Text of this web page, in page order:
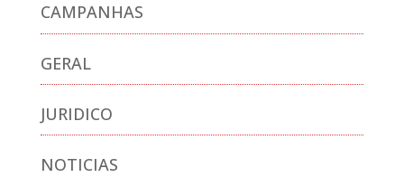
CAMPANHAS
GERAL
JURIDICO
NOTICIAS